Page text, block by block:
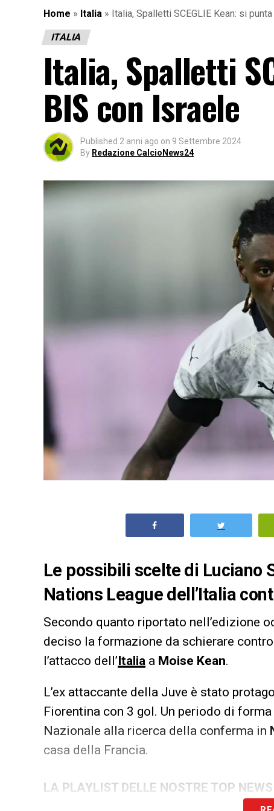
Home » Italia » Italia, Spalletti SCEGLIE Kean: si
ITALIA
Italia, Spalletti
BIS con Israele
Published 2 anni ago on 9 Settembre 2024
By Redazione CalcioNews24
Le possibili scelte di Luciano
Nations League dell’Italia
Secondo quanto riportato nell’edizione
deciso la formazione da schierare contro
l’attacco dell’Italia a Moise Kean.
L’ex attaccante della Juve è stato
Fiorentina con 3 gol. Un periodo di
Nazionale alla ricerca della conferma in
casa della Francia.
LA PLAYLIST DELLE NOSTRE TOP NEWS